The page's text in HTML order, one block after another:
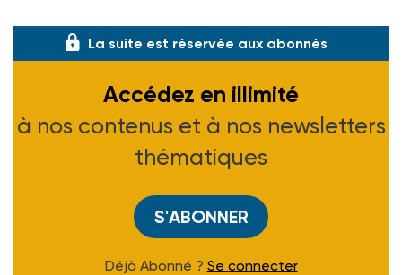
La suite est réservée aux abonnés
Accédez en illimité
à nos contenus et à nos newsletters
thématiques
S'ABONNER
Déjà Abonné ? Se connecter